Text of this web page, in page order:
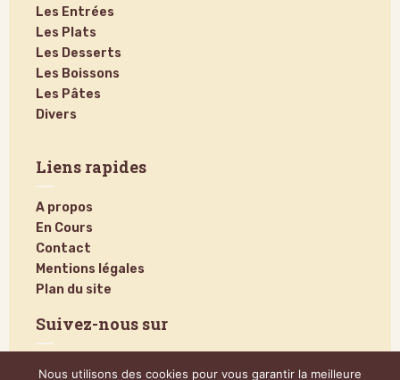
Les Entrées
Les Plats
Les Desserts
Les Boissons
Les Pâtes
Divers
Liens rapides
A propos
En Cours
Contact
Mentions légales
Plan du site
Suivez-nous sur
Nous utilisons des cookies pour vous garantir la meilleure